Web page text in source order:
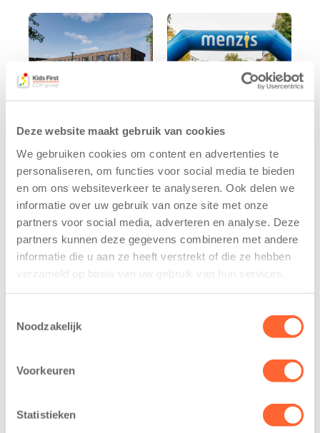
Deze website maakt gebruik van cookies
We gebruiken cookies om content en advertenties te
personaliseren, om functies voor social media te bieden
en om ons websiteverkeer te analyseren. Ook delen we
informatie over uw gebruik van onze site met onze
partners voor social media, adverteren en analyse. Deze
partners kunnen deze gegevens combineren met andere
informatie die u aan ze heeft verstrekt of die ze hebben
verzameld op basis van uw gebruik van hun services.
Noodzakelijk
Voorkeuren
Statistieken
Kids First
tekent
koopcontract
voor nieuw
kindcentrum in
wijk Wiarda in
Leeuwarden
11 juni 2026
Leeuwarden –
Kinderopvang
belangrijke stap
nieuw
Kids First
nieuwe
naamsponsor
van de Mini 4
Mijl tijdens de
Menzis 4 Mijl
van Groningen
13 mei 2026
De jongste
deelnemers van
Noord-Nederland